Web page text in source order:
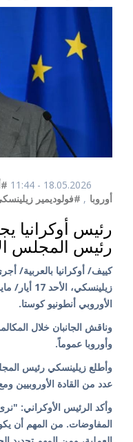
18.05.2026 - 11:44
أوروبا , #فولوديمير
رئيس أوكرانيا
رئيس المجلس
كييف/ أوكرانيا بالعربية/
زيلينسكي،
الأوروبي أنطونيو كوستا.
وناقش الجانبان خلال
وأوروبا عموماً.
وأطلع زيلينسكي رئيس
عدد من القادة الأوروبيين
وأكد الرئيس الأوكراني:
المفاوضات. من المهم أن